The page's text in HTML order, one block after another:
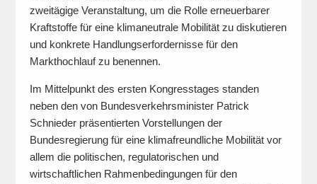
zweitägige Veranstaltung, um die Rolle erneuerbarer
Kraftstoffe für eine klimaneutrale Mobilität zu diskutieren
und konkrete Handlungserfordernisse für den
Markthochlauf zu benennen.
Im Mittelpunkt des ersten Kongresstages standen
neben den von Bundesverkehrsminister Patrick
Schnieder präsentierten Vorstellungen der
Bundesregierung für eine klimafreundliche Mobilität vor
allem die politischen, regulatorischen und
wirtschaftlichen Rahmenbedingungen für den